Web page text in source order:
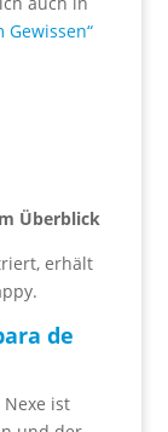
Gewissen“
Überblick
erhält
de
ist